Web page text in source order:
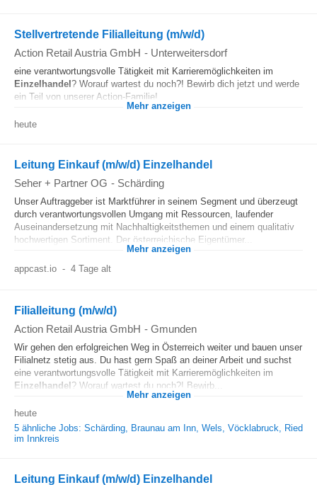
Stellvertretende Filialleitung (m/w/d)
Action Retail Austria GmbH - Unterweitersdorf
eine verantwortungsvolle Tätigkeit mit Karrieremöglichkeiten im
Einzelhandel? Worauf wartest du noch?! Bewirb dich jetzt und werde
ein Teil von unserer Action-Familie!...
Mehr anzeigen
heute
Leitung Einkauf (m/w/d) Einzelhandel
Seher + Partner OG - Schärding
Unser Auftraggeber ist Marktführer in seinem Segment und überzeugt
durch verantwortungsvollen Umgang mit Ressourcen, laufender
Auseinandersetzung mit Nachhaltigkeitsthemen und einem qualitativ
hochwertigen Sortiment. Der österreichische Eigentümer...
Mehr anzeigen
appcast.io - 4 Tage alt
Filialleitung (m/w/d)
Action Retail Austria GmbH - Gmunden
Wir gehen den erfolgreichen Weg in Österreich weiter und bauen unser
Filialnetz stetig aus. Du hast gern Spaß an deiner Arbeit und suchst
eine verantwortungsvolle Tätigkeit mit Karrieremöglichkeiten im
Einzelhandel? Worauf wartest du noch?! Bewirb...
Mehr anzeigen
heute
5 ähnliche Jobs: Schärding, Braunau am Inn, Wels, Vöcklabruck, Ried
im Innkreis
Leitung Einkauf (m/w/d) Einzelhandel